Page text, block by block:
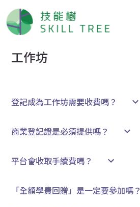
工作坊
登記成為工作坊需要收費嗎？
商業登記證是必須提供嗎？
平台會收取手續費嗎？
「全額學費回贈」是一定要參加嗎？